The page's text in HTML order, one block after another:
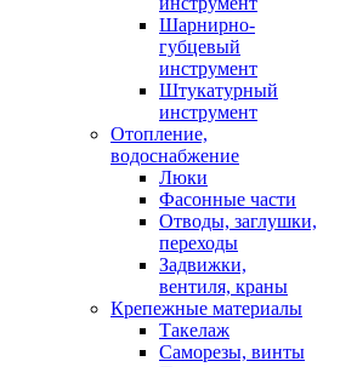
Шарнирно-
губцевый
инструмент
Штукатурный
инструмент
Отопление,
водоснабжение
Люки
Фасонные части
Отводы, заглушки,
переходы
Задвижки,
вентиля, краны
Крепежные материалы
Такелаж
Саморезы, винты